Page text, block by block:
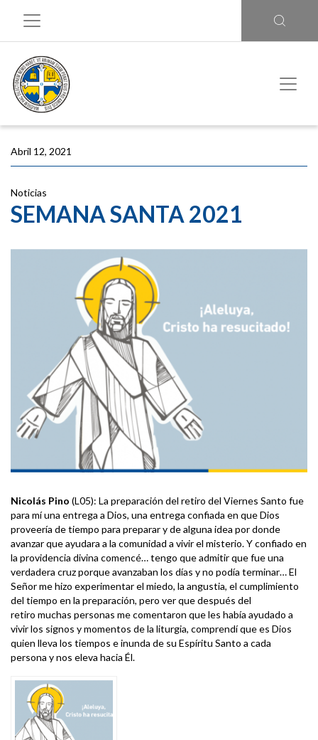
Abril 12, 2021
Noticias
SEMANA SANTA 2021
Nicolás Pino (L05): La preparación del retiro del Viernes Santo fue
para mí una entrega a Dios, una entrega confiada en que Dios
proveería de tiempo para preparar y de alguna idea por donde
avanzar que ayudara a la comunidad a vivir el misterio. Y confiado en
la providencia divina comencé… tengo que admitir que fue una
verdadera cruz porque avanzaban los días y no podía terminar… El
Señor me hizo experimentar el miedo, la angustia, el cumplimiento
del tiempo en la preparación, pero ver que después del
retiro muchas personas me comentaron que les había ayudado a
vivir los signos y momentos de la liturgia, comprendí que es Dios
quien lleva los tiempos e inunda de su Espíritu Santo a cada
persona y nos eleva hacia Él.